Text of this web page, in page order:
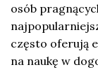
osób
często oferują
na naukę w